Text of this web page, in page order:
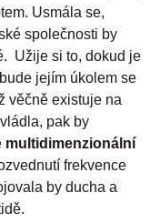
Usmála se,
společnosti by
Užije si to, dokud je
jejím úkolem se
věčně existuje na
pak by
multidimenzionální
frekvence
by ducha a